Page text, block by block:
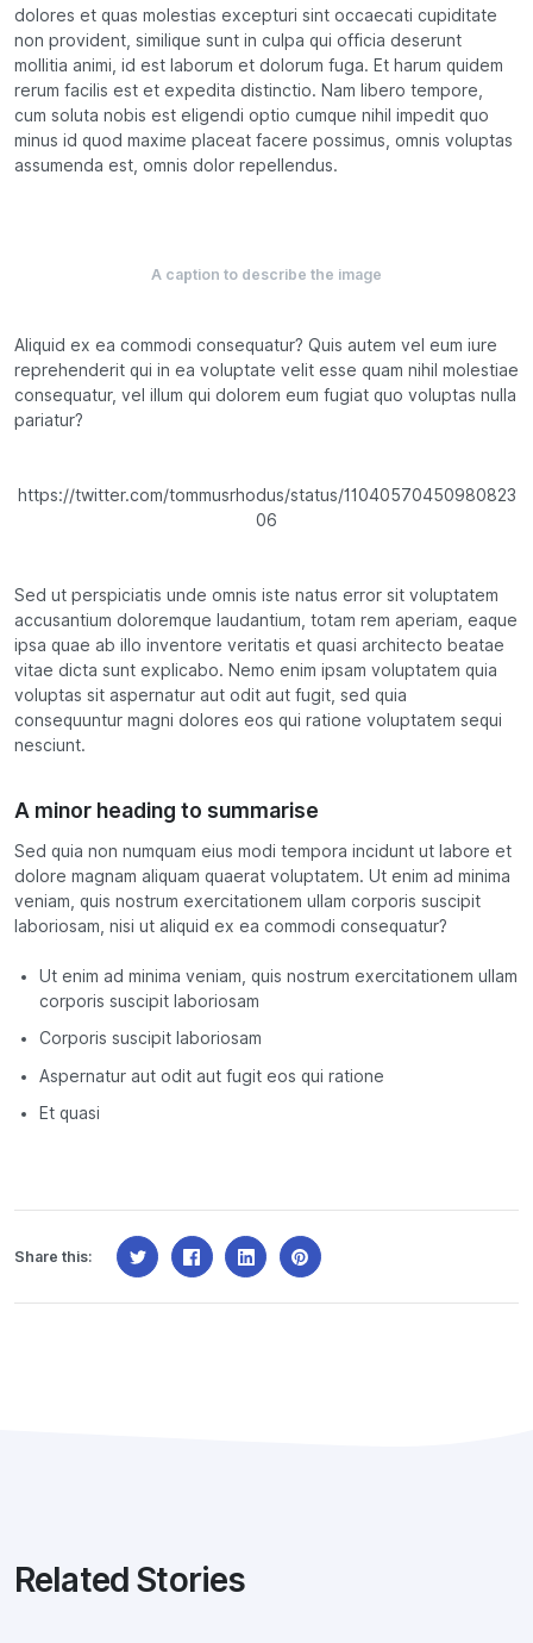
dolores et quas molestias excepturi sint occaecati cupiditate
non provident, similique sunt in culpa qui officia deserunt
mollitia animi, id est laborum et dolorum fuga. Et harum quidem
rerum facilis est et expedita distinctio. Nam libero tempore,
cum soluta nobis est eligendi optio cumque nihil impedit quo
minus id quod maxime placeat facere possimus, omnis voluptas
assumenda est, omnis dolor repellendus.
A caption to describe the image
Aliquid ex ea commodi consequatur? Quis autem vel eum iure
reprehenderit qui in ea voluptate velit esse quam nihil molestiae
consequatur, vel illum qui dolorem eum fugiat quo voluptas nulla
pariatur?
https://twitter.com/tommusrhodus/status/11040570450980823
06
Sed ut perspiciatis unde omnis iste natus error sit voluptatem
accusantium doloremque laudantium, totam rem aperiam, eaque
ipsa quae ab illo inventore veritatis et quasi architecto beatae
vitae dicta sunt explicabo. Nemo enim ipsam voluptatem quia
voluptas sit aspernatur aut odit aut fugit, sed quia
consequuntur magni dolores eos qui ratione voluptatem sequi
nesciunt.
A minor heading to summarise
Sed quia non numquam eius modi tempora incidunt ut labore et
dolore magnam aliquam quaerat voluptatem. Ut enim ad minima
veniam, quis nostrum exercitationem ullam corporis suscipit
laboriosam, nisi ut aliquid ex ea commodi consequatur?
Ut enim ad minima veniam, quis nostrum exercitationem ullam
corporis suscipit laboriosam
Corporis suscipit laboriosam
Aspernatur aut odit aut fugit eos qui ratione
Et quasi
Share this:
Related Stories